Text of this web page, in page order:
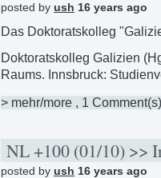
posted by ush 16 years ago
Das Doktoratskolleg
Doktoratskolleg Galizien
Raums. Innsbruck:
> mehr/more , 1 Comment(s)
NL +100 (01/10) >>
posted by ush 16 years ago